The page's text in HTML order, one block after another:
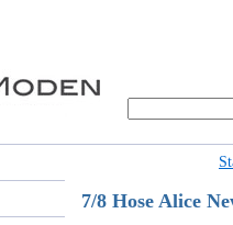
7/8 Hose Alice